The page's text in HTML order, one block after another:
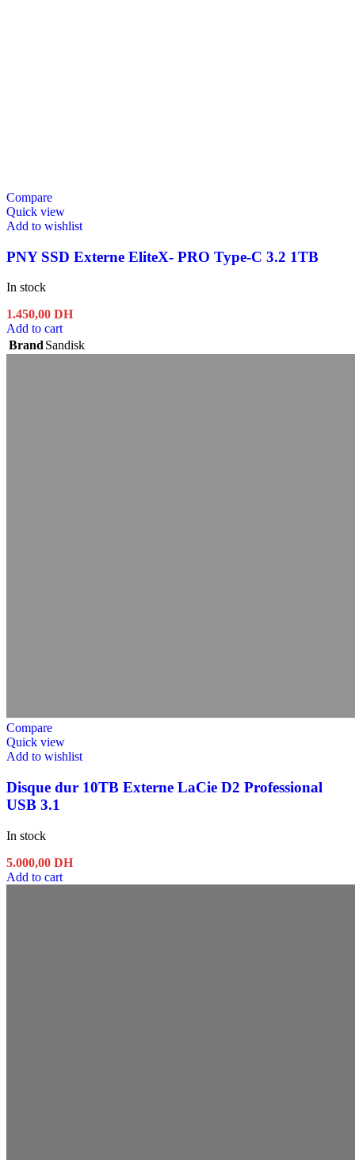
Compare
Quick view
Add to wishlist
PNY SSD Externe EliteX- PRO Type-C 3.2 1TB
In stock
1.450,00 DH
Add to cart
BrandSandisk
Compare
Quick view
Add to wishlist
Disque dur 10TB Externe LaCie D2 Professional
USB 3.1
In stock
5.000,00 DH
Add to cart